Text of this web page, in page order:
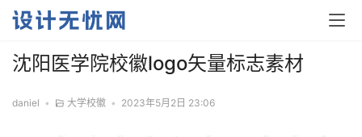
沈阳医学院校徽logo矢量标志素材
daniel • 大学校徽 • 2023年5月2日 23:06